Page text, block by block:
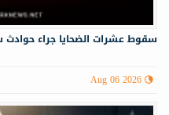
سقوط عشرات الضحايا جراء
Aug 06 2026